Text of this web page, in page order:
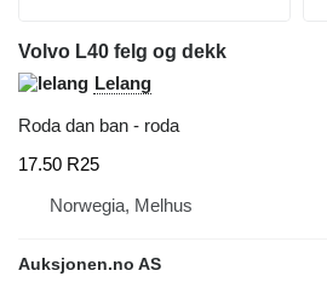
Volvo L40 felg og dekk
Lelang
Roda dan ban - roda
17.50 R25
Norwegia, Melhus
Auksjonen.no AS